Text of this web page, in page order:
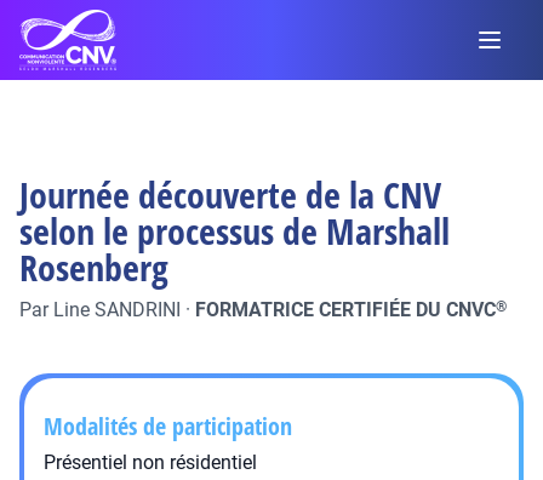
Journée découverte de la CNV
selon le processus de Marshall
Rosenberg
Par Line SANDRINI · FORMATRICE CERTIFIÉE DU CNVC®
Modalités de participation
Présentiel non résidentiel